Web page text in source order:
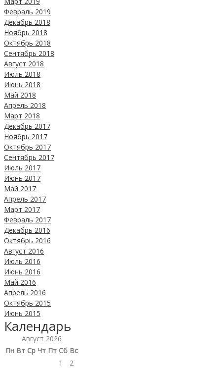
Февраль 2019
Декабрь 2018
Ноябрь 2018
Октябрь 2018
Сентябрь 2018
Август 2018
Июль 2018
Июнь 2018
Май 2018
Апрель 2018
Март 2018
Декабрь 2017
Ноябрь 2017
Октябрь 2017
Сентябрь 2017
Июль 2017
Июнь 2017
Май 2017
Апрель 2017
Март 2017
Февраль 2017
Декабрь 2016
Октябрь 2016
Август 2016
Июль 2016
Июнь 2016
Май 2016
Апрель 2016
Октябрь 2015
Июнь 2015
Календарь
Август 2026
Пн Вт Ср Чт Пт Сб Вс
1
2